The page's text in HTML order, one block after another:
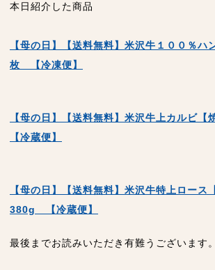
本日紹介した商品
【母の日】【送料無料】米沢牛１００％ハ
枚 【冷凍便】
【母の日】【送料無料】米沢牛上カルビ
【冷蔵便】
【母の日】【送料無料】米沢牛特上ロース
380g 【冷蔵便】
最後までお読みいただき有難うございます。